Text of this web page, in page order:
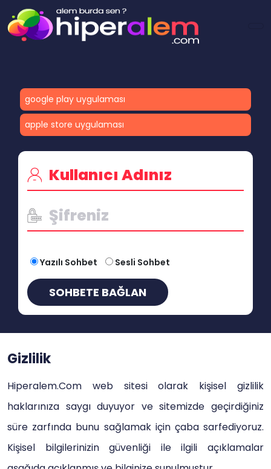
google play uygulaması
apple store uygulaması
Yazılı Sohbet Sesli Sohbet
SOHBETE BAĞLAN
Gizlilik
Hiperalem.Com web sitesi olarak kişisel gizlilik
haklarınıza saygı duyuyor ve sitemizde geçirdiğiniz
süre zarfında bunu sağlamak için çaba sarfediyoruz.
Kişisel bilgilerinizin güvenliği ile ilgili açıklamalar